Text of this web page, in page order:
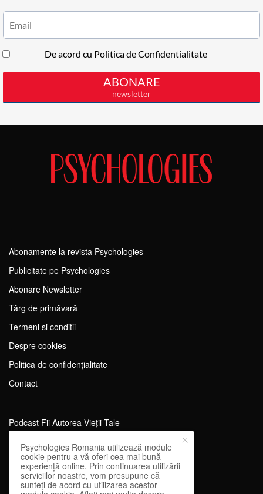
Abonamente la revista Psychologies
Publicitate pe Psychologies
Abonare Newsletter
Tărg de primăvară
Termeni si conditii
Despre cookies
Politica de confidențialitate
Contact
Podcast Fii Autorea Vieții Tale
Evenimente Fii Autoarea Vieții Tale!
SportEdu
Antrenament Mental pentru Sportivi
Psychologies Romania utilizează module
cookie pentru a vă oferi cea mai bună
experiență online. Prin continuarea utilizării
serviciilor noastre, vom presupune că
sunteți de acord cu utilizarea acestor